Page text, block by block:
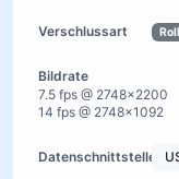
7.5 fps @ 2748×2200
14 fps @ 2748×1092